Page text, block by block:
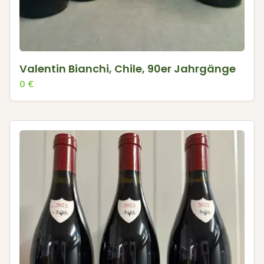
Valentin Bianchi, Chile, 90er Jahrgänge
0 €